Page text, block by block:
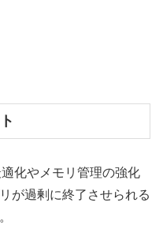
化やメモリ管理の強化
が過剰に終了させられる